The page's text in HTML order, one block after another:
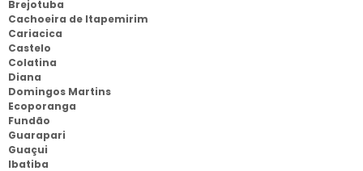
Brejotuba
Cachoeira de Itapemirim
Cariacica
Castelo
Colatina
Diana
Domingos Martins
Ecoporanga
Fundão
Guarapari
Guaçui
Ibatiba